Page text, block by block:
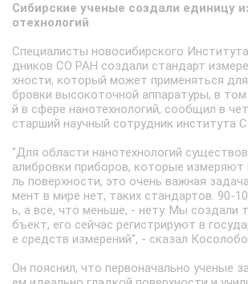
Сибирские ученые создали единицу
отехнологий
Специалисты новосибирского
дников СО РАН создали стандарт
хности, который может применяться
бровки высокоточной аппаратуры, в
й в сфере нанотехнологий, сообщил в
старший научный сотрудник института
"Для области нанотехнологий
алибровки приборов, которые
ль поверхности, это очень важная
мент в мире нет, таких стандартов. 90-
ь, а все, что меньше, - нету. Мы создали
бъект, его сейчас регистрируют в
е средств измерений", - сказал
Он пояснил, что первоначально ученые